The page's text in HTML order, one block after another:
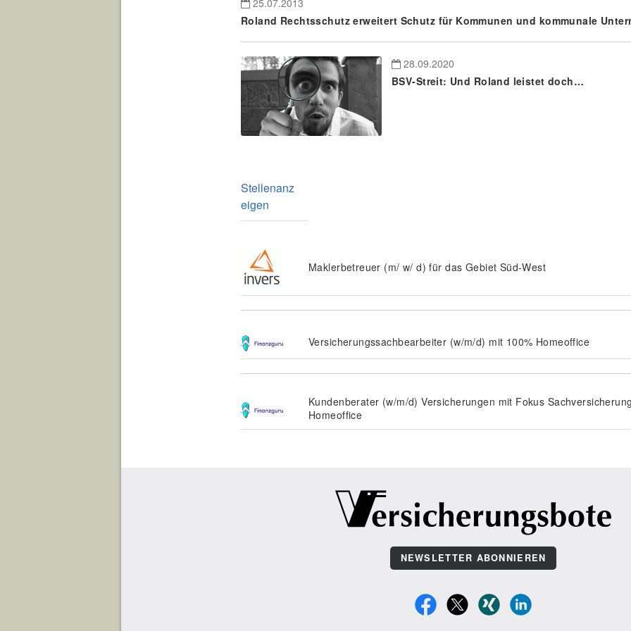
25.07.2013
Roland Rechtsschutz erweitert Schutz für Kommunen und kommunale
28.09.2020
BSV-Streit: Und Roland leistet doch…
Stellenanz
eigen
Maklerbetreuer (m/ w/ d) für das Gebiet Süd-West
Versicherungssachbearbeiter (w/m/d) mit 100% Homeoffice
Kundenberater (w/m/d) Versicherungen mit Fokus
Homeoffice
NEWSLETTER ABONNIEREN